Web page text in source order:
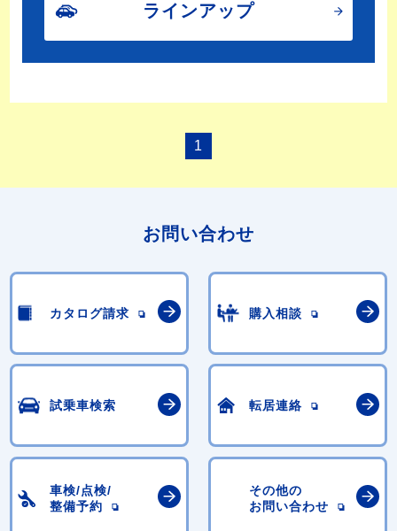
ラインアップ
1
お問い合わせ
カタログ請求 購入相談
試乗車検索 転居連絡
車検/点検/
整備予約
その他の
お問い合わせ